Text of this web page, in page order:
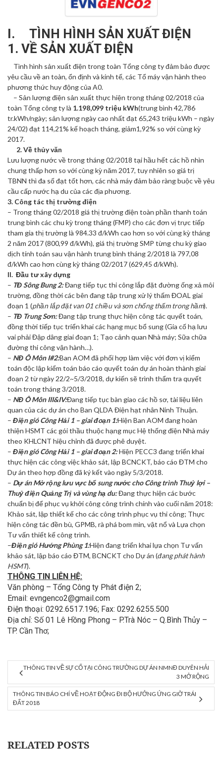
I. TÌNH HÌNH SẢN XUẤT ĐIỆN
1. VỀ SẢN XUẤT ĐIỆN
Tình hình sản xuất điện trong toàn Tổng công ty đảm bảo được
yêu cầu về an toàn, ổn định và kinh tế, các Tổ máy vận hành theo
phương thức huy động của A0.
– Sản lượng điện sản xuất thực hiện trong tháng 02/2018 của
toàn Tổng công ty là 1.198,099 triệu kWh(trung bình 42,786
tr.kWh/ngày; sản lượng ngày cao nhất đạt 65,243 triệu kWh – ngày
24/02) đạt 114,21% kế hoạch tháng, giảm1,92% so với cùng kỳ
2017.
2. Về thủy văn
Lưu lượng nước về trong tháng 02/2018 tại hầu hết các hồ nhìn
chung thấp hơn so với cùng kỳ năm 2017, tuy nhiên so giá trị
TBNN thì đa số đạt tốt hơn, các nhà máy đảm bảo ràng buộc về yêu
cầu cấp nước hạ du của các địa phương.
3. Công tác thị trường điện
– Trong tháng 02/2018 giá thị trường điện toàn phần thanh toán
trung bình các chu kỳ trong tháng (FMP) cho các đơn vị trực tiếp
tham gia thị trường là 984.33 đ/kWh cao hơn so với cùng kỳ tháng
2 năm 2017 (800,99 đ/kWh), giá thị trường SMP từng chu kỳ giao
dịch tính toán sau vận hành trung bình tháng 2/2018 là 797,08
đ/kWh cao hơn cùng kỳ tháng 02/2017 (629,45 đ/kWh).
II. Đầu tư xây dựng
– TĐ Sông Bung 2:Đang tiếp tục thi công lắp đặt đường ống xả môi
trường, đồng thời các bên đang tập trung xử lý thấm ĐOAL giai
đoạn 1 (phần lắp đặt van 01 chiều và sơn chống thấm trong hầm).
– TĐ Trung Sơn:Đang tập trung thực hiện công tác quyết toán,
đồng thời tiếp tục triển khai các hạng mục bổ sung (Gia cố hạ lưu
vai phải Đập dâng giai đoạn 1; Tạo cảnh quan Nhà máy; Sữa chữa
đường thi công vận hành…).
– NĐ Ô Môn I#2:Ban AOM đã phối hợp làm việc với đơn vị kiểm
toán độc lập kiểm toán báo cáo quyết toán dự án hoàn thành giai
đoạn 2 từ ngày 22/2~5/3/2018, dự kiến sẽ trình thẩm tra quyết
toán trong tháng 3/2018.
– NĐ Ô Môn III&IV:Đang tiếp tục bàn giao các hồ sơ, tài liệu liên
quan của các dự án cho Ban QLDA Điện hạt nhân Ninh Thuận.
– Điện gió Công Hải 1 – giai đoạn 1:Hiện Ban AOM đang hoàn
thiện HSMT các gói thầu thuộc hạng mục Hệ thống điện Nhà máy
theo KHLCNT hiệu chỉnh đã được phê duyệt.
– Điện gió Công Hải 1 – giai đoạn 2:Hiện PECC3 đang triển khai
thực hiện các công việc khảo sát, lập BCNCKT, báo cáo ĐTM cho
Dự án theo hợp đồng đã ký kết vào ngày 5/3/2018.
– Dự án Mở rộng lưu vực bổ sung nước cho Công trình Thuỷ lợi –
Thuỷ điện Quảng Trị và vùng hạ du:Đang thực hiện các bước
chuẩn bị để phục vụ khởi công công trình chính vào cuối năm 2018:
Khảo sát, lập thiết kế cho các công trình phục vụ thi công; Thực
hiện công tác đền bù, GPMB, rà phá bom mìn, vật nổ và Lựa chọn
Tư vấn thiết kế công trình.
–Điện gió Hướng Phùng 1:Hiện đang triển khai lựa chọn Tư vấn
khảo sát, lập báo cáo ĐTM, BCNCKT cho Dự án (đang phát hành
HSMT).
THÔNG TIN LIÊN HỆ:
Văn phòng – Tổng Công ty Phát điện 2;
Email: evngenco2@gmail.com
Điện thoại: 0292.6517.196; Fax: 0292.6255.500
Địa chỉ: Số 01 Lê Hồng Phong – P.Trà Nóc – Q.Bình Thủy –
TP. Cần Thơ;
THÔNG TIN VỀ SỰ CỐ TẠI CÔNG TRƯỜNG DỰ ÁN NMNĐ DUYÊN HẢI
3 MỞ RỘNG
THÔNG TIN BÁO CHÍ VỀ HOẠT ĐỘNG ĐI BỘ HƯỞNG ỨNG GIỜ TRÁI
ĐẤT 2018
RELATED POSTS